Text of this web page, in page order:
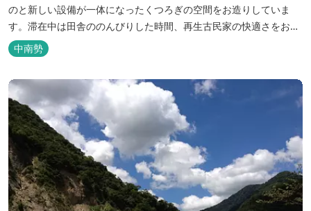
のと新しい設備が一体になったくつろぎの空間をお造りしていま
す。滞在中は田舎ののんびりした時間、再生古民家の快適さをお楽
しみください。 【時間】 《 チェックイン 》 15：00～20：00の間
にお願いいたします。 《 チェックアウト 》 10：00まで 【御利用
中南勢